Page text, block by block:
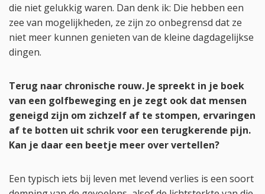
die niet gelukkig waren. Dan denk ik: Die hebben een
zee van mogelijkheden, ze zijn zo onbegrensd dat ze
niet meer kunnen genieten van de kleine dagdagelijkse
dingen.
Terug naar chronische rouw. Je spreekt in je boek
van een golfbeweging en je zegt ook dat mensen
geneigd zijn om zichzelf af te stompen, ervaringen
af te botten uit schrik voor een terugkerende pijn.
Kan je daar een beetje meer over vertellen?
Een typisch iets bij leven met levend verlies is een soort